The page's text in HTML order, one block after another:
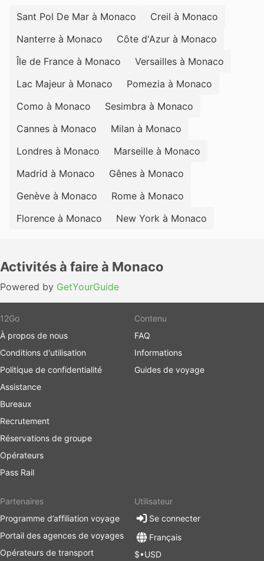
Sant Pol De Mar à Monaco
Creil à Monaco
Nanterre à Monaco
Côte d'Azur à Monaco
Île de France à Monaco
Versailles à Monaco
Lac Majeur à Monaco
Pomezia à Monaco
Como à Monaco
Sesimbra à Monaco
Cannes à Monaco
Milan à Monaco
Londres à Monaco
Marseille à Monaco
Madrid à Monaco
Gênes à Monaco
Genève à Monaco
Rome à Monaco
Florence à Monaco
New York à Monaco
Activités à faire à Monaco
Powered by GetYourGuide
12Go
À propos de nous
Conditions d'utilisation
Politique de confidentialité
Assistance
Bureaux
Recrutement
Réservations de groupe
Opérateurs
Pass Rail
Contenu
FAQ
Informations
Guides de voyage
Partenaires
Programme d’affiliation voyage
Portail des agences de voyages
Opérateurs de transport
Utilisateur
Se connecter
Français
$•USD